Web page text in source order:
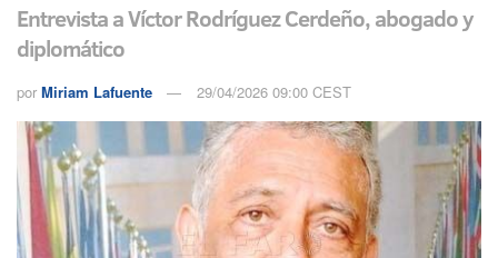
Entrevista a Víctor Rodríguez Cerdeño, abogado y
diplomático
por Miriam Lafuente 29/04/2026 09:00 CEST